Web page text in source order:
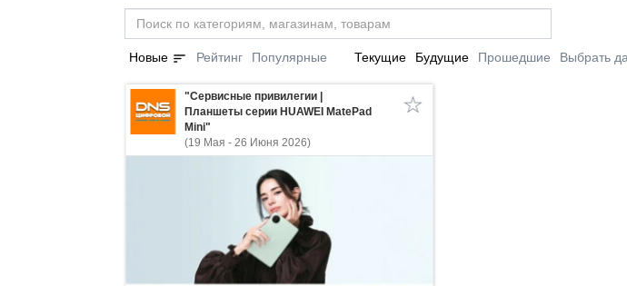
Новые sort Рейтинг Популярные Текущие Будущие Прошедшие Выбрать
"Сервисные привилегии |
Планшеты серии HUAWEI MatePad
Mini"
(19 Мая - 26 Июня 2026)